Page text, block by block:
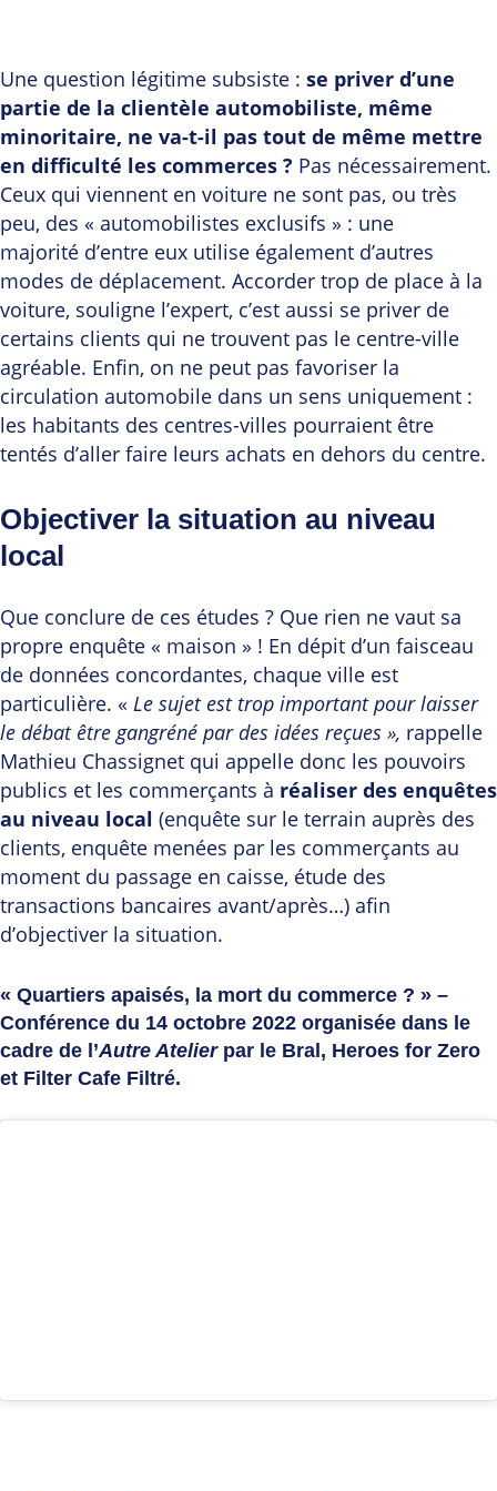
Une question légitime subsiste : se priver d’une
partie de la clientèle automobiliste, même
minoritaire, ne va-t-il pas tout de même mettre
en difficulté les commerces ? Pas nécessairement.
Ceux qui viennent en voiture ne sont pas, ou très
peu, des « automobilistes exclusifs » : une
majorité d’entre eux utilise également d’autres
modes de déplacement. Accorder trop de place à la
voiture, souligne l’expert, c’est aussi se priver de
certains clients qui ne trouvent pas le centre-ville
agréable. Enfin, on ne peut pas favoriser la
circulation automobile dans un sens uniquement :
les habitants des centres-villes pourraient être
tentés d’aller faire leurs achats en dehors du centre.
Objectiver la situation au niveau
local
Que conclure de ces études ? Que rien ne vaut sa
propre enquête « maison » ! En dépit d’un faisceau
de données concordantes, chaque ville est
particulière. « Le sujet est trop important pour laisser
le débat être gangréné par des idées reçues », rappelle
Mathieu Chassignet qui appelle donc les pouvoirs
publics et les commerçants à réaliser des enquêtes
au niveau local (enquête sur le terrain auprès des
clients, enquête menées par les commerçants au
moment du passage en caisse, étude des
transactions bancaires avant/après…) afin
d’objectiver la situation.
« Quartiers apaisés, la mort du commerce ? » –
Conférence du 14 octobre 2022 organisée dans le
cadre de l’Autre Atelierpar le Bral, Heroes for Zero
et Filter Cafe Filtré.